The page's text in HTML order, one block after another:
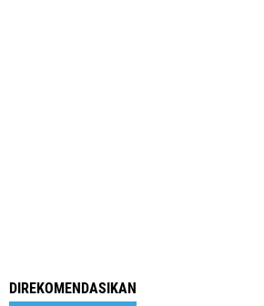
DIREKOMENDASIKAN